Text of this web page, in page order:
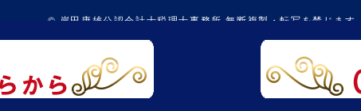
© 岸田康雄公認会計士税理士事務所 無断複製・転写を禁じます。